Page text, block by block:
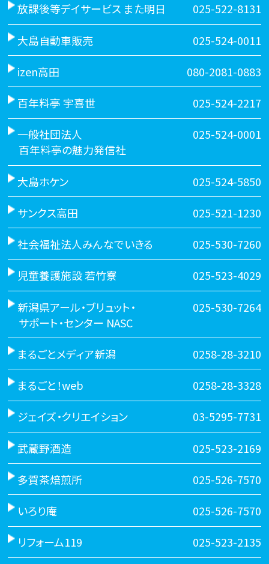
放課後等デイサービス また明日 025-522-8131
大島自動車販売 025-524-0011
izen高田 080-2081-0883
百年料亭 宇喜世 025-524-2217
一般社団法人
百年料亭の魅力発信社
025-524-0001
大島ホケン 025-524-5850
サンクス高田 025-521-1230
社会福祉法人みんなでいきる 025-530-7260
児童養護施設 若竹寮 025-523-4029
新潟県アール・ブリュット・
サポート・センター NASC
025-530-7264
まるごとメディア新潟 0258-28-3210
まるごと！web 0258-28-3328
ジェイズ・クリエイション 03-5295-7731
武蔵野酒造 025-523-2169
多賀茶焙煎所 025-526-7570
いろり庵 025-526-7570
リフォーム119 025-523-2135